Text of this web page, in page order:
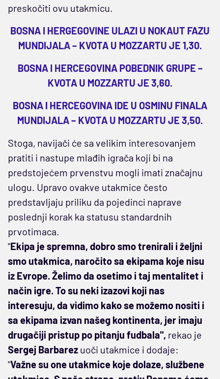
preskočiti ovu utakmicu.
BOSNA I HERGEGOVINE ULAZI U NOKAUT FAZU
MUNDIJALA – KVOTA U MOZZARTU JE 1,30.
BOSNA I HERCEGOVINA POBEDNIK GRUPE –
KVOTA U MOZZARTU JE 3,60.
BOSNA I HERCEGOVINA IDE U OSMINU FINALA
MUNDIJALA – KVOTA U MOZZARTU JE 3,50.
Stoga, navijači će sa velikim interesovanjem
pratiti i nastupe mlađih igrača koji bi na
predstojećem prvenstvu mogli imati značajnu
ulogu. Upravo ovakve utakmice često
predstavljaju priliku da pojedinci naprave
poslednji korak ka statusu standardnih
prvotimaca.
"Ekipa je spremna, dobro smo trenirali i željni
smo utakmica, naročito sa ekipama koje nisu
iz Evrope. Želimo da osetimo i taj mentalitet i
način igre. To su neki izazovi koji nas
interesuju, da vidimo kako se možemo nositi i
sa ekipama izvan našeg kontinenta, jer imaju
drugačiji pristup po pitanju fudbala", rekao je
Sergej Barbarez uoči utakmice i dodaje:
"Važne su one utakmice koje dolaze, službene